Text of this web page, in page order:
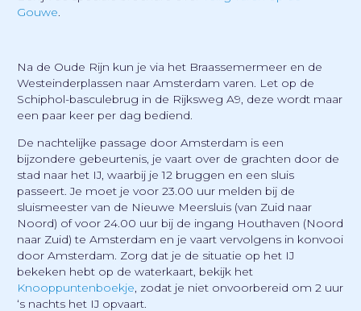
Gouwe.
Na de Oude Rijn kun je via het Braassemermeer en de
Westeinderplassen naar Amsterdam varen. Let op de
Schiphol-basculebrug in de Rijksweg A9, deze wordt maar
een paar keer per dag bediend.
De nachtelijke passage door Amsterdam is een
bijzondere gebeurtenis, je vaart over de grachten door de
stad naar het IJ, waarbij je 12 bruggen en een sluis
passeert. Je moet je voor 23.00 uur melden bij de
sluismeester van de Nieuwe Meersluis (van Zuid naar
Noord) of voor 24.00 uur bij de ingang Houthaven (Noord
naar Zuid) te Amsterdam en je vaart vervolgens in konvooi
door Amsterdam. Zorg dat je de situatie op het IJ
bekeken hebt op de waterkaart, bekijk het
Knooppuntenboekje , zodat je niet onvoorbereid om 2 uur
‘s nachts het IJ opvaart.